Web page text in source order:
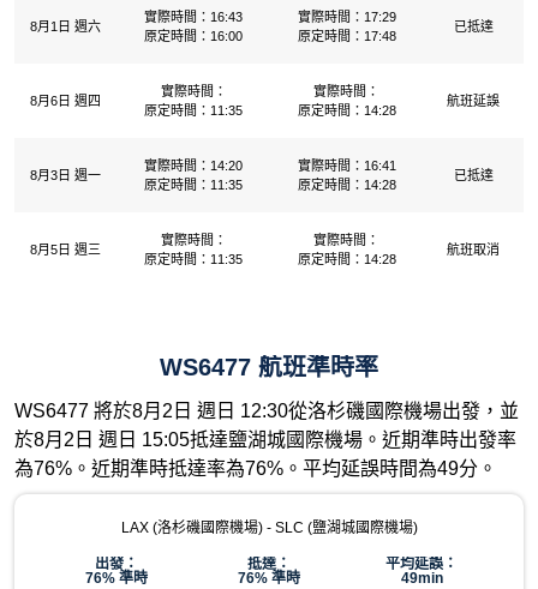
8月1日 週六
實際時間：16:43
原定時間：16:00
實際時間：17:29
原定時間：17:48
已抵達
8月6日 週四
實際時間：
原定時間：11:35
實際時間：
原定時間：14:28
航班延誤
8月3日 週一
實際時間：14:20
原定時間：11:35
實際時間：16:41
原定時間：14:28
已抵達
8月5日 週三
實際時間：
原定時間：11:35
實際時間：
原定時間：14:28
航班取消
WS6477 航班準時率
WS6477 將於8月2日 週日 12:30從洛杉磯國際機場出發，並
於8月2日 週日 15:05抵達鹽湖城國際機場。近期準時出發率
為76%。近期準時抵達率為76%。平均延誤時間為49分。
LAX (洛杉磯國際機場) - SLC (鹽湖城國際機場)
出發：
76% 準時
抵達：
76% 準時
平均延誤：
49min